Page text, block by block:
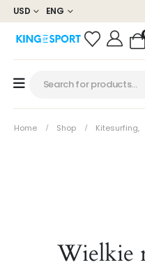
USD ENG
Home Shop Kitesurfing,
Wielkie